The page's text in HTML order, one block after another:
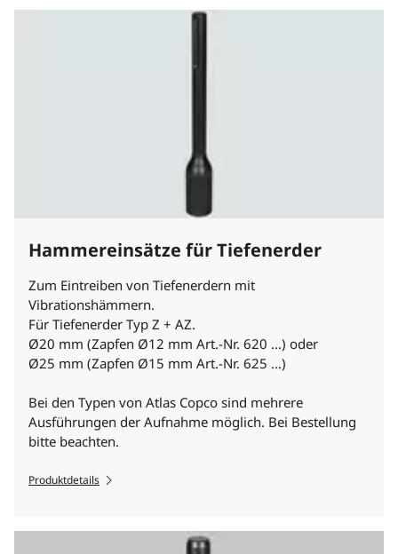
Hammereinsätze für Tiefenerder
Zum Eintreiben von Tiefenerdern mit
Vibrationshämmern.
Für Tiefenerder Typ Z + AZ.
Ø20 mm (Zapfen Ø12 mm Art.-Nr. 620 ...) oder
Ø25 mm (Zapfen Ø15 mm Art.-Nr. 625 ...)
Bei den Typen von Atlas Copco sind mehrere
Ausführungen der Aufnahme möglich. Bei Bestellung
bitte beachten.
Produktdetails